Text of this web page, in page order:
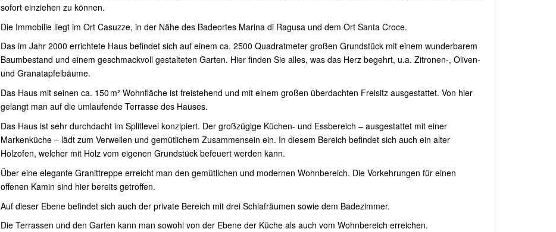
sofort einziehen zu können.
Die Immobilie liegt im Ort Casuzze, in der Nähe des Badeortes Marina di Ragusa und dem Ort Santa Croce.
Das im Jahr 2000 errichtete Haus befindet sich auf einem ca. 2500 Quadratmeter großen Grundstück mit einem wunderbarem
Baumbestand und einem geschmackvoll gestalteten Garten. Hier finden Sie alles, was das Herz begehrt, u.a. Zitronen-, Oliven-
und Granatapfelbäume.
Das Haus mit seinen ca. 150 m² Wohnfläche ist freistehend und mit einem großen überdachten Freisitz ausgestattet. Von hier
gelangt man auf die umlaufende Terrasse des Hauses.
Das Haus ist sehr durchdacht im Splitlevel konzipiert. Der großzügige Küchen- und Essbereich – ausgestattet mit einer
Markenküche – lädt zum Verweilen und gemütlichem Zusammensein ein. In diesem Bereich befindet sich auch ein alter
Holzofen, welcher mit Holz vom eigenen Grundstück befeuert werden kann.
Über eine elegante Granittreppe erreicht man den gemütlichen und modernen Wohnbereich. Die Vorkehrungen für einen
offenen Kamin sind hier bereits getroffen.
Auf dieser Ebene befindet sich auch der private Bereich mit drei Schlafräumen sowie dem Badezimmer.
Die Terrassen und den Garten kann man sowohl von der Ebene der Küche als auch vom Wohnbereich erreichen.